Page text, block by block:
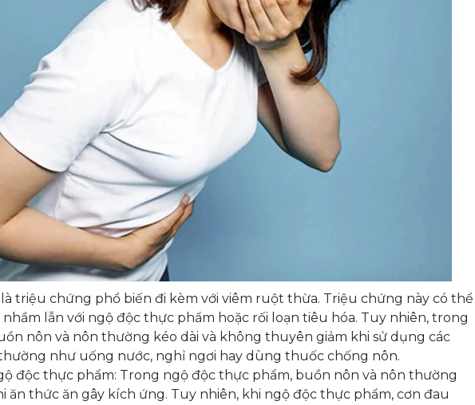
triệu chứng phổ biến đi kèm với viêm ruột thừa. Triệu chứng này có thể
lẫn với ngộ độc thực phẩm hoặc rối loạn tiêu hóa. Tuy nhiên, trong
nôn và nôn thường kéo dài và không thuyên giảm khi sử dụng các
như uống nước, nghỉ ngơi hay dùng thuốc chống nôn.
độc thực phẩm: Trong ngộ độc thực phẩm, buồn nôn và nôn thường
ăn thức ăn gây kích ứng. Tuy nhiên, khi ngộ độc thực phẩm, cơn đau